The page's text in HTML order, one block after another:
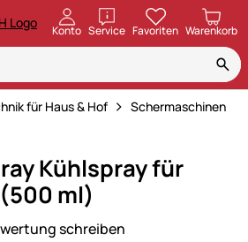
Konto ServiceöffnenFavoriten Warenkorb
für Haus & Hof Schermaschinen
Kühlspray für
ml)
schreiben